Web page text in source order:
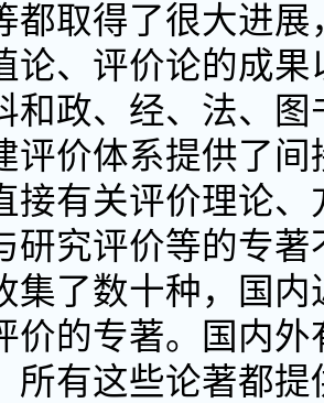
都取得了很大进
论、评价论的成
和政、经、法、
评价体系提供了间
接有关评价理论
研究评价等的专
集了数十种，国
价的专著。国内
所有这些论著都